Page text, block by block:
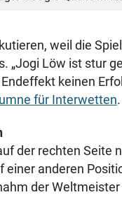
weil die
„Jogi Löw ist stur
keinen
für Interwetten.
der rechten Seite
anderen
der Weltmeister